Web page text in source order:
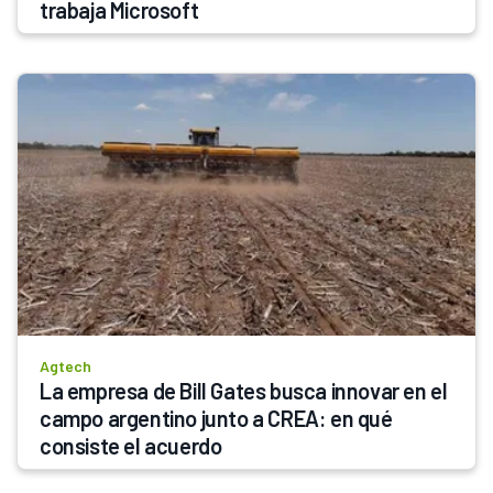
trabaja Microsoft
Agtech
La empresa de Bill Gates busca innovar en el
campo argentino junto a CREA: en qué
consiste el acuerdo